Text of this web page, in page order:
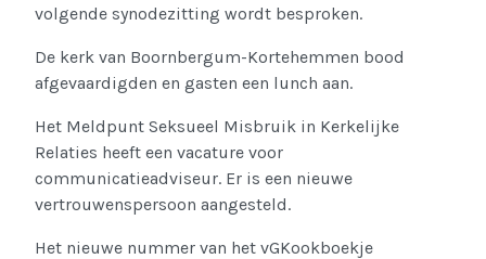
volgende synodezitting wordt besproken.
De kerk van Boornbergum-Kortehemmen bood
afgevaardigden en gasten een lunch aan.
Het Meldpunt Seksueel Misbruik in Kerkelijke
Relaties heeft een vacature voor
communicatieadviseur. Er is een nieuwe
vertrouwenspersoon aangesteld.
Het nieuwe nummer van het vGKookboekje